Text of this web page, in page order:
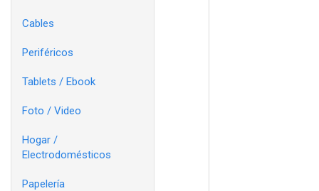
Cables
Periféricos
Tablets / Ebook
Foto / Video
Hogar /
Electrodomésticos
Papelería